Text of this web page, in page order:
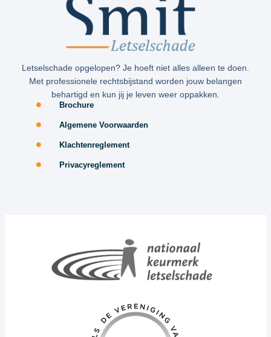
Letselschade opgelopen? Je hoeft niet alles alleen te doen.
Met professionele rechtsbijstand worden jouw belangen
behartigd en kun jij je leven weer oppakken.
Brochure
Algemene Voorwaarden
Klachtenreglement
Privacyreglement